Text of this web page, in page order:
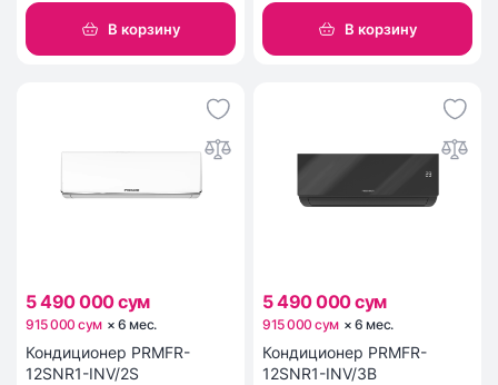
В корзину В корзину
5 490 000 сум
915 000 сум ×6 мес.
Кондиционер PRMFR-
12SNR1-INV/2S
5 490 000 сум
915 000 сум ×6 мес.
Кондиционер PRMFR-
12SNR1-INV/3B